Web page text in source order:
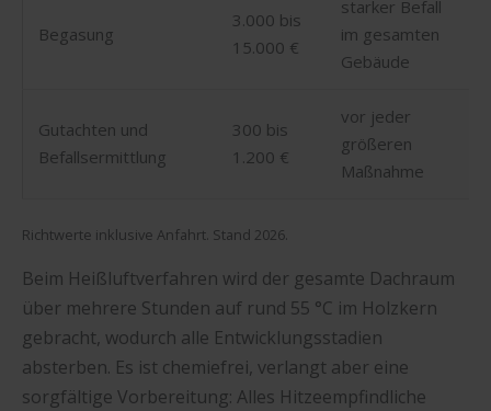
Begasung
3.000 bis
15.000 €
starker Befall
im gesamten
Gebäude
Gutachten und
Befallsermittlung
300 bis
1.200 €
vor jeder
größeren
Maßnahme
Richtwerte inklusive Anfahrt. Stand 2026.
Beim Heißluftverfahren wird der gesamte Dachraum
über mehrere Stunden auf rund 55 °C im Holzkern
gebracht, wodurch alle Entwicklungsstadien
absterben. Es ist chemiefrei, verlangt aber eine
sorgfältige Vorbereitung: Alles Hitzeempfindliche